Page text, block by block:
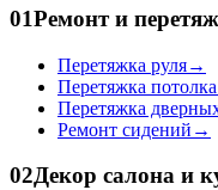
01Ремонт и
Перетяжка руля→
Перетяжка потолка
Перетяжка
Ремонт сидений →
02Декор салона и